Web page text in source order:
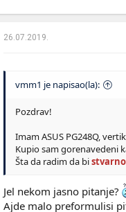
26.07.2019.
vmm1 je napisao(la):
Pozdrav!
Imam ASUS PG248Q,
Kupio sam gorenavedeni
Šta da radim da bi
Jel nekom jasno pitanje?
Ajde malo preformulisi